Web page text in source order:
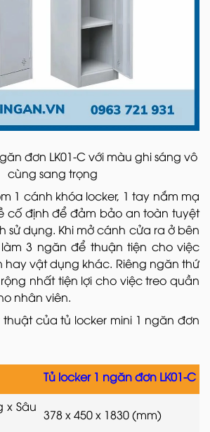
đơn LK01-C với màu ghi sáng vô
cùng sang trọng
1 cánh khóa locker, 1 tay nắm mạ
cố định để đảm bảo an toàn tuyệt
sử dụng. Khi mở cánh cửa ra ở bên
3 ngăn để thuận tiện cho việc
vật dụng khác. Riêng ngăn thứ
nhất tiện lợi cho việc treo quần
nhân viên.
thuật của tủ locker mini 1 ngăn đơn
Tủ locker 1 ngăn đơn LK01-C
x Sâu
378 x 450 x 1830 (mm)